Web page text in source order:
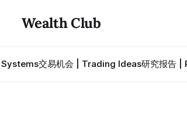
Wealth Club
交易机会 | Trading Ideas研究报告 |